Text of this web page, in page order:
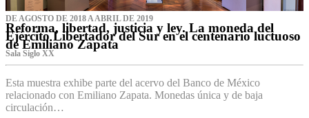
DE AGOSTO DE 2018 A ABRIL DE 2019
Reforma, libertad, justicia y ley. La moneda del
Ejército Libertador del Sur en el centenario luctuoso
de Emiliano Zapata
Sala Siglo XX
Esta muestra exhibe parte del acervo del Banco de México
relacionado con Emiliano Zapata. Monedas única y de baja
circulación…